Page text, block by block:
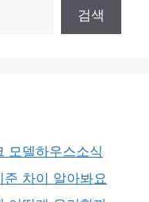
검색
모델하우스소식
차이 알아봐요